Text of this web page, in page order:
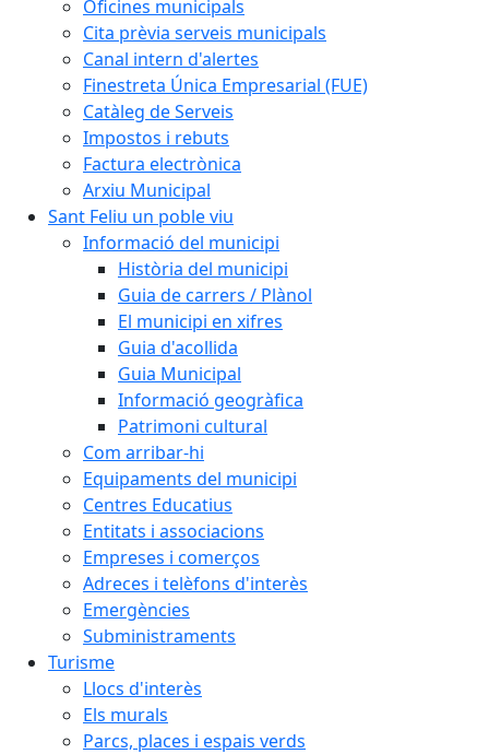
Oficines municipals
Cita prèvia serveis municipals
Canal intern d'alertes
Finestreta Única Empresarial (FUE)
Catàleg de Serveis
Impostos i rebuts
Factura electrònica
Arxiu Municipal
Sant Feliu un poble viu
Informació del municipi
Història del municipi
Guia de carrers / Plànol
El municipi en xifres
Guia d'acollida
Guia Municipal
Informació geogràfica
Patrimoni cultural
Com arribar-hi
Equipaments del municipi
Centres Educatius
Entitats i associacions
Empreses i comerços
Adreces i telèfons d'interès
Emergències
Subministraments
Turisme
Llocs d'interès
Els murals
Parcs, places i espais verds